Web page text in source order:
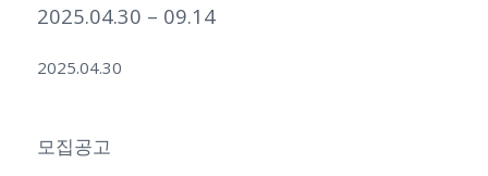
2025.04.30 – 09.14
2025.04.30
모집공고